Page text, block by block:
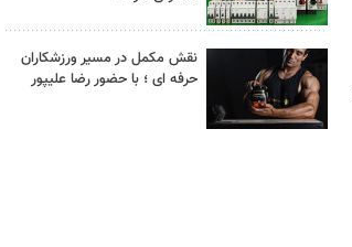
نقش مکمل در مسیر ورزشکاران
حرفه ای ؛ با حضور رضا علیپور